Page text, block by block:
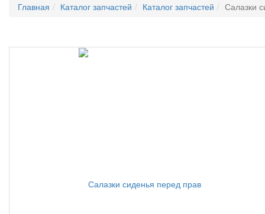
Главная Каталог запчастей Каталог запчастей Салазки